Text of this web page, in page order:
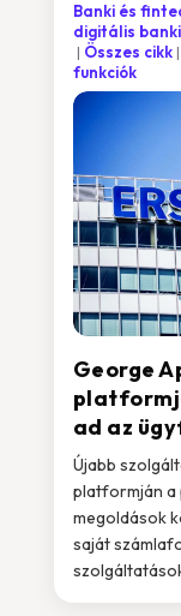
George
ad az
Banki és
digitális
Összes cikk
funkciók
Újabb
platformján a
megoldások
saját